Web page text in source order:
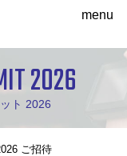
menu
ご招待
2026
ト 2026